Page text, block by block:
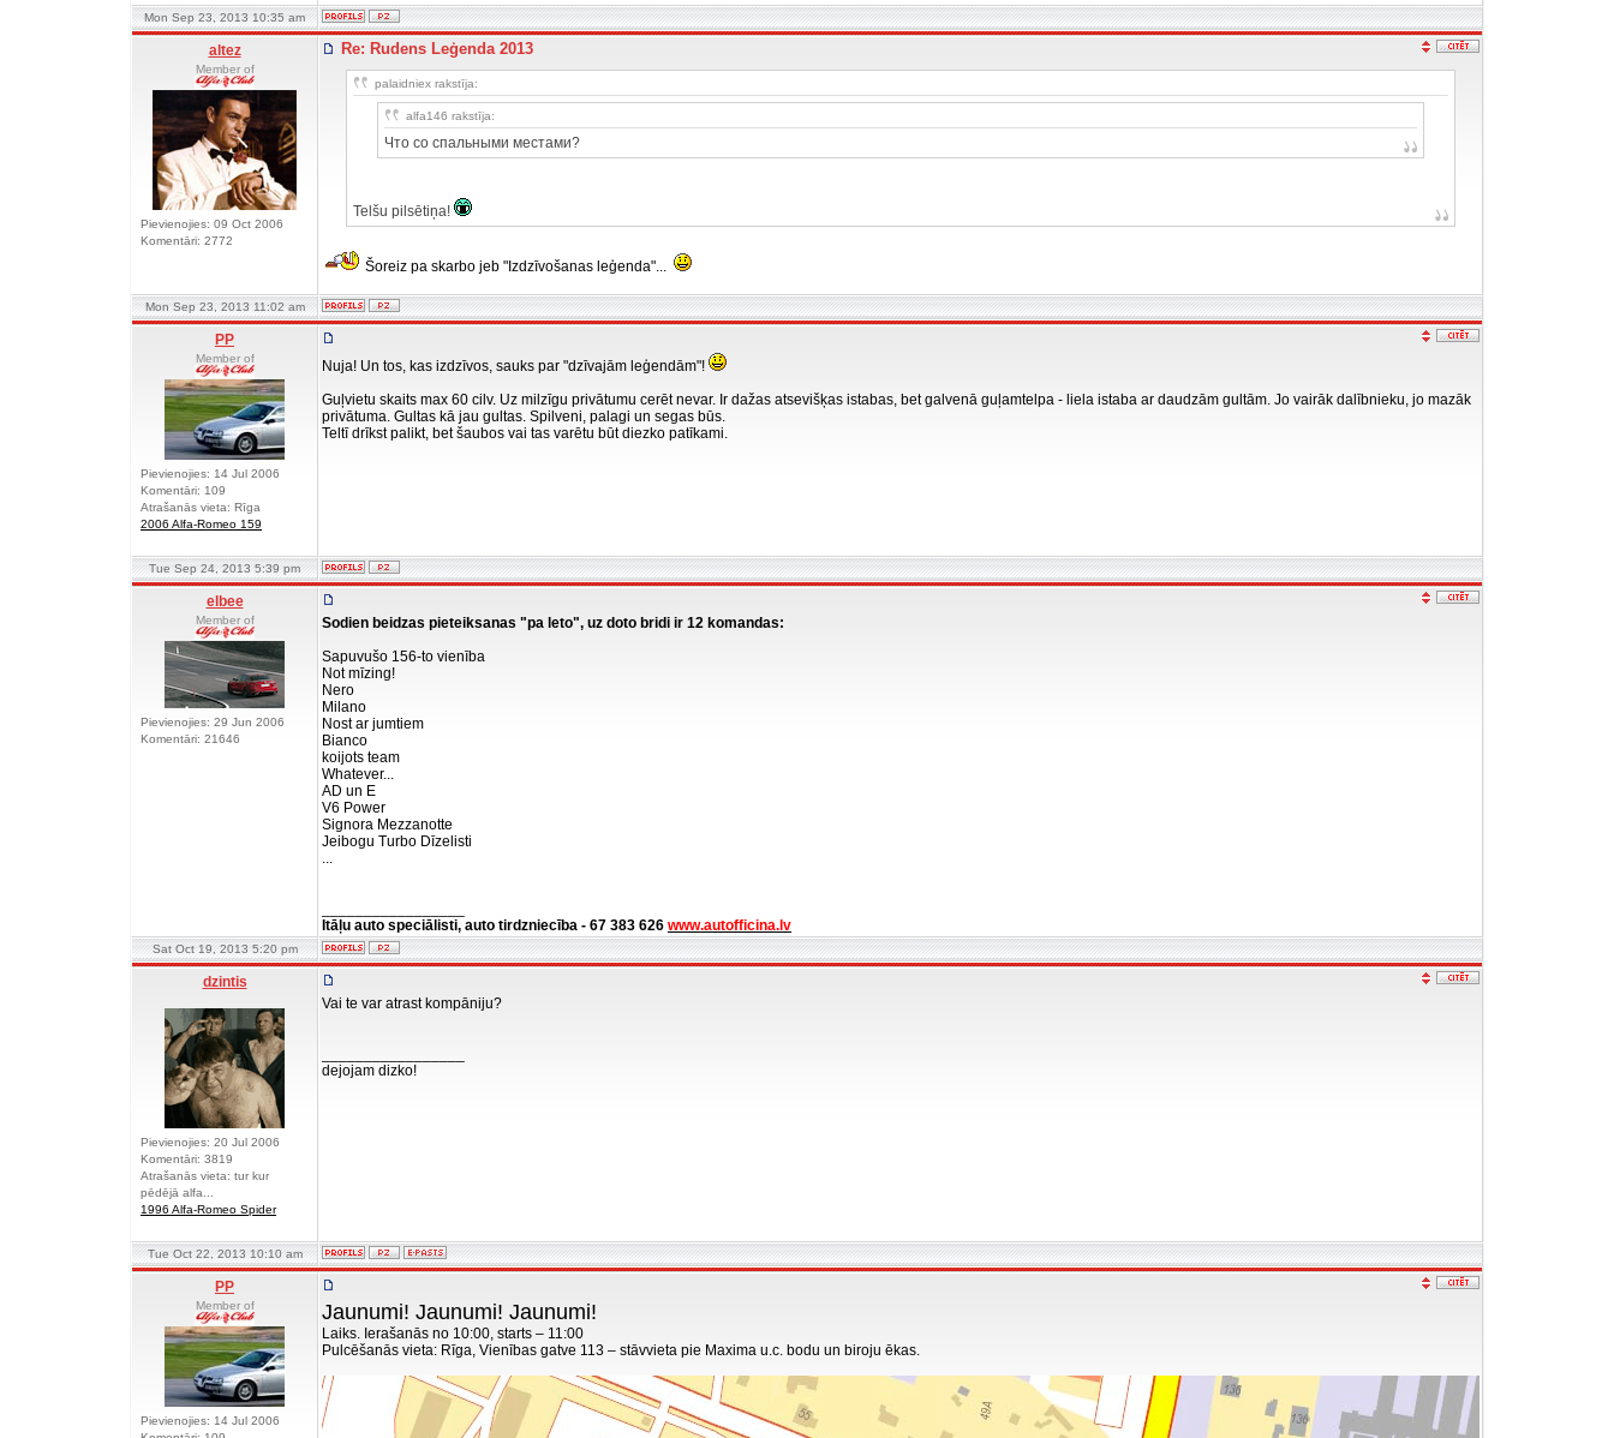
Mon Sep 23, 2013 10:35 am
altez
Member of
Pievienojies: 09 Oct 2006
Komentāri: 2772
Re: Rudens Leģenda 2013
palaidniex rakstīja:
alfa146 rakstīja:
Что со спальными местами?
Telšu pilsētiņa!
Šoreiz pa skarbo jeb "Izdzīvošanas leģenda"...
Mon Sep 23, 2013 11:02 am
PP
Member of
Pievienojies: 14 Jul 2006
Komentāri: 109
Atrašanās vieta: Rīga
2006 Alfa-Romeo 159
Nuja! Un tos, kas izdzīvos, sauks par "dzīvajām leģendām"!
Guļvietu skaits max 60 cilv. Uz milzīgu privātumu cerēt nevar. Ir dažas atsevišķas istabas, bet galvenā guļamtelpa - liela istaba ar daudzām gultām. Jo vairāk dalībnieku, jo mazāk
privātuma. Gultas kā jau gultas. Spilveni, palagi un segas būs.
Teltī drīkst palikt, bet šaubos vai tas varētu būt diezko patīkami.
Tue Sep 24, 2013 5:39 pm
elbee
Member of
Pievienojies: 29 Jun 2006
Komentāri: 21646
Sodien beidzas pieteiksanas "pa leto", uz doto bridi ir 12 komandas:
Sapuvušo 156-to vienība
Not mīzing!
Nero
Milano
Nost ar jumtiem
Bianco
koijots team
Whatever...
AD un E
V6 Power
Signora Mezzanotte
Jeibogu Turbo Dīzelisti
...
Itāļu auto speciālisti, auto tirdzniecība - 67 383 626 www.autofficina.lv
Sat Oct 19, 2013 5:20 pm
dzintis
Pievienojies: 20 Jul 2006
Komentāri: 3819
Atrašanās vieta: tur kur
pēdējā alfa...
1996 Alfa-Romeo Spider
Vai te var atrast kompāniju?
dejojam dizko!
Tue Oct 22, 2013 10:10 am
PP
Member of
Pievienojies: 14 Jul 2006
Jaunumi! Jaunumi! Jaunumi!
Laiks. Ierašanās no 10:00, starts – 11:00
Pulcēšanās vieta: Rīga, Vienības gatve 113 – stāvvieta pie Maxima u.c. bodu un biroju ēkas.